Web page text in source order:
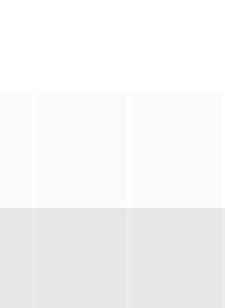
：她如何招募情报线